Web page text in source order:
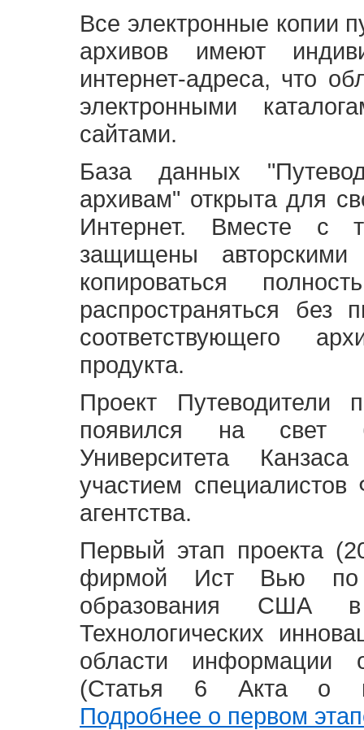
Все электронные копии
архивов имеют
интернет-адреса, что
электронными
сайтами.
База данных
архивам" открыта для
Интернет. Вместе с
защищены
копироваться
распространяться без
соответствующего
продукта.
Проект Путеводители
появился на свет
Университета
участием специалистов
агентства.
Первый этап проекта
фирмой Ист Вью по
образования США
Технологических
области информации
(Статья 6 Акта о
Подробнее о первом